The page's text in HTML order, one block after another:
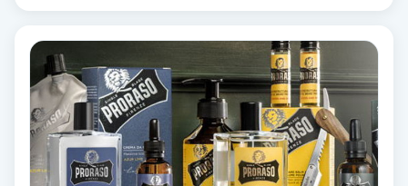
Megavolymfransar
Melasma
Mesoterapi